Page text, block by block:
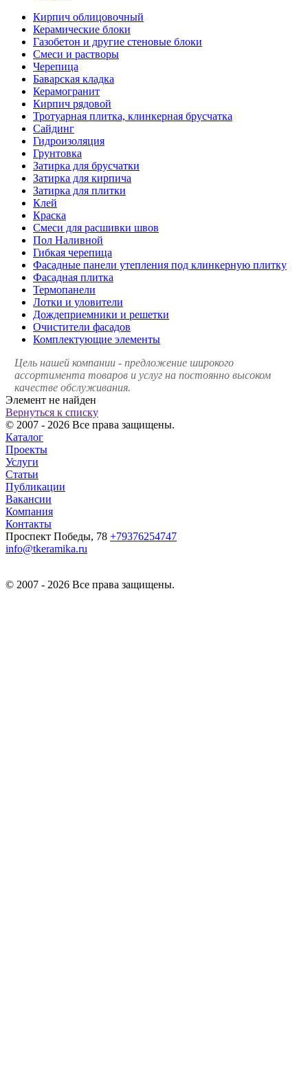
Кирпич облицовочный
Керамические блоки
Газобетон и другие стеновые блоки
Смеси и растворы
Черепица
Баварская кладка
Керамогранит
Кирпич рядовой
Тротуарная плитка, клинкерная брусчатка
Сайдинг
Гидроизоляция
Грунтовка
Затирка для брусчатки
Затирка для кирпича
Затирка для плитки
Клей
Краска
Смеси для расшивки швов
Пол Наливной
Гибкая черепица
Фасадные панели утепления под клинкерную плитку
Фасадная плитка
Термопанели
Лотки и уловители
Дождеприемники и решетки
Очистители фасадов
Комплектующие элементы
Цель нашей компании - предложение широкого
ассортимента товаров и услуг на постоянно высоком
качестве обслуживания.
Элемент не найден
Вернуться к списку
© 2007 - 2026 Все права защищены.
Каталог
Проекты
Услуги
Статьи
Публикации
Вакансии
Компания
Контакты
Проспект Победы, 78 +79376254747
info@tkeramika.ru
© 2007 - 2026 Все права защищены.